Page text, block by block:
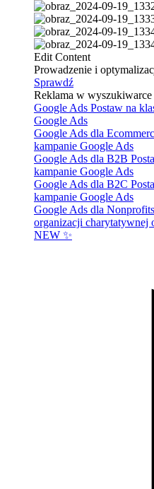
Edit Content
Prowadzenie i
Sprawdź
Reklama w wyszukiwarce
Google Ads Postaw na
Google Ads
Google Ads dla
kampanie Google Ads
Google Ads dla B2B
kampanie Google Ads
Google Ads dla B2C
kampanie Google Ads
Google Ads dla Nonprofits
organizacji charytatywnej
NEW ✨